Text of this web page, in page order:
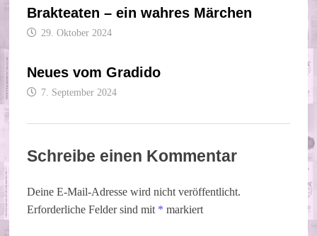
Brakteaten – ein wahres Märchen
29. Oktober 2024
Neues vom Gradido
7. September 2024
Schreibe einen Kommentar
Deine E-Mail-Adresse wird nicht veröffentlicht.
Erforderliche Felder sind mit * markiert